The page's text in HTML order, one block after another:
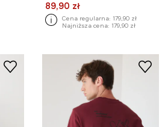
89,90 zł
Cena regularna: 179,90 zł
Najniższa cena: 179,90 zł